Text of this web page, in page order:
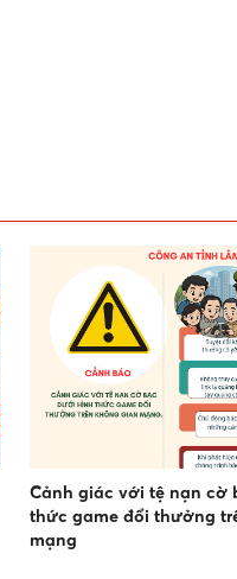
Cảnh giác với tệ nạn cờ
thức game đổi thưởng
mạng